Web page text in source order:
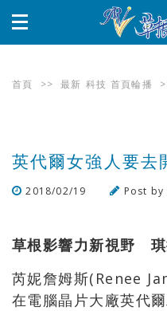
首頁 >> 最新 科技 首頁輪播
英代爾女強人要去
2018/02/19 Post by
草根影響力新視野
芮妮詹姆斯(Renee
在電腦晶片大廠英代